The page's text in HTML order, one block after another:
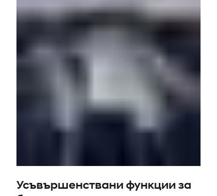
Усъвършенствани функции за